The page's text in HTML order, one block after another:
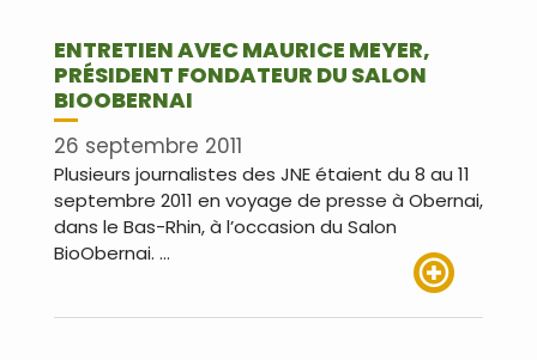
ENTRETIEN AVEC MAURICE MEYER,
PRÉSIDENT FONDATEUR DU SALON
BIOOBERNAI
26 septembre 2011
Plusieurs journalistes des JNE étaient du 8 au 11
septembre 2011 en voyage de presse à Obernai,
dans le Bas-Rhin, à l’occasion du Salon
BioObernai. …